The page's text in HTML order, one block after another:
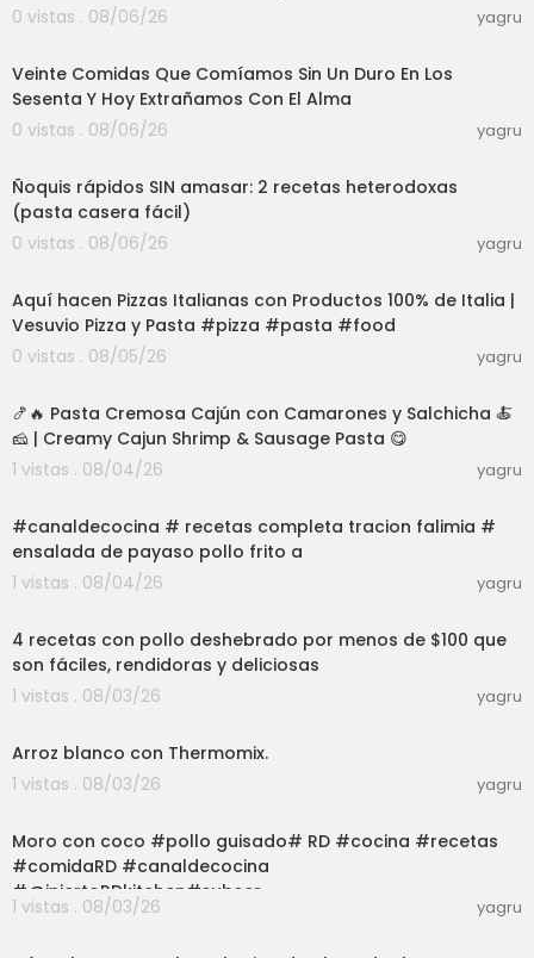
0 vistas . 08/06/26
yagru
Veinte Comidas Que Comíamos Sin Un Duro En Los
Sesenta Y Hoy Extrañamos Con El Alma
0 vistas . 08/06/26
yagru
Ñoquis rápidos SIN amasar: 2 recetas heterodoxas
(pasta casera fácil)
0 vistas . 08/06/26
yagru
Aquí hacen Pizzas Italianas con Productos 100% de Italia |
Vesuvio Pizza y Pasta #pizza #pasta #food
0 vistas . 08/05/26
yagru
🍤🔥 Pasta Cremosa Cajún con Camarones y Salchicha 🍝
🧀 | Creamy Cajun Shrimp & Sausage Pasta 😋
1 vistas . 08/04/26
yagru
#canaldecocina # recetas completa tracion falimia #
ensalada de payaso pollo frito a
1 vistas . 08/04/26
yagru
4 recetas con pollo deshebrado por menos de $100 que
son fáciles, rendidoras y deliciosas
1 vistas . 08/03/26
yagru
Arroz blanco con Thermomix.
1 vistas . 08/03/26
yagru
Moro con coco #pollo guisado# RD #cocina #recetas
#comidaRD #canaldecocina
#@injertoRDkitchen#subscr
1 vistas . 08/03/26 yagru